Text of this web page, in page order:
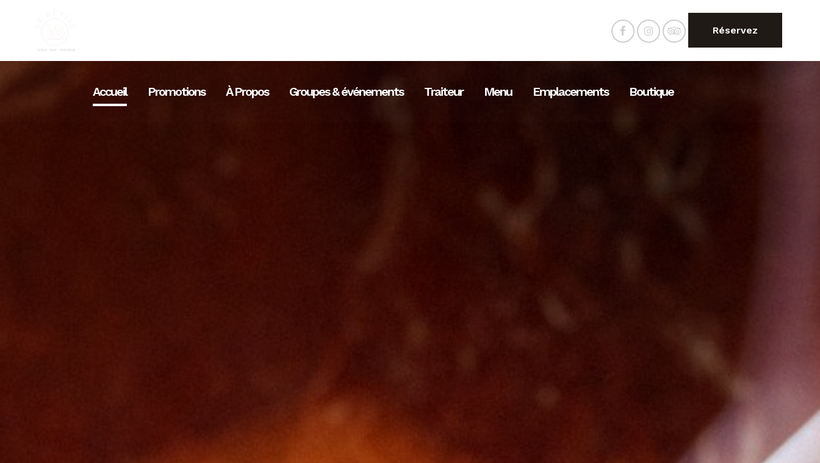
Réservez
Accueil Promotions À Propos Groupes & événements Traiteur Menu Emplacements Boutique